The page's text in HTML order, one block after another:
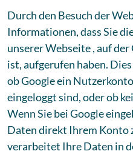
Durch den Besuch der
Informationen, dass Sie
unserer Webseite , auf
ist, aufgerufen haben.
ob Google ein
eingeloggt sind, oder ob
Wenn Sie bei Google
Daten direkt Ihrem Konto
verarbeitet Ihre Daten in